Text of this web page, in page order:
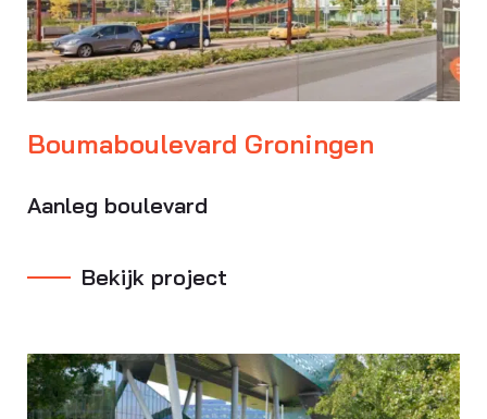
Boumaboulevard Groningen
Aanleg boulevard
Bekijk project